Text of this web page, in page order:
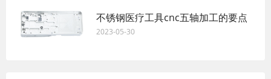
不锈钢医疗工具cnc五轴加工的要点
2023-05-30